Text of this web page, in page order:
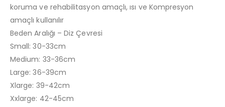
koruma ve rehabilitasyon amaçlı, ısı ve Kompresyon
amaçlı kullanılır
Beden Aralığı – Diz Çevresi
Small: 30-33cm
Medium: 33-36cm
Large: 36-39cm
Xlarge: 39-42cm
Xxlarge: 42-45cm